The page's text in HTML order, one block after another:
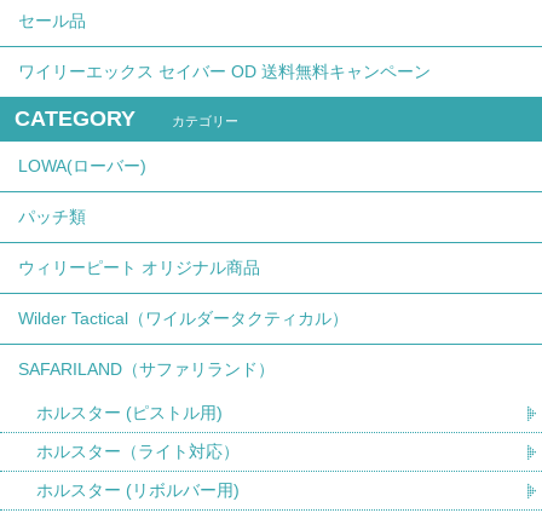
セール品
ワイリーエックス セイバー OD 送料無料キャンペーン
CATEGORY カテゴリー
LOWA(ローバー)
パッチ類
ウィリーピート オリジナル商品
Wilder Tactical（ワイルダータクティカル）
SAFARILAND（サファリランド）
ホルスター (ピストル用)
ホルスター（ライト対応）
ホルスター (リボルバー用)